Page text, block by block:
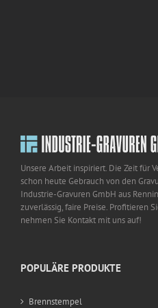
Unsere Arbeit inspiriert. Die Zeit für
schon heute Gebrauch von den
Industrie-Gravuren GmbH aus
zuverlässig, faire Preise. Profitieren
nehmen Sie Kontakt mit uns auf!
POPULÄRE PRODUKTE
Brennstempel